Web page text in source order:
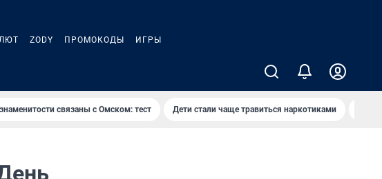
ZODY ПРОМОКОДЫ ИГРЫ
связаны с Омском: тест Дети стали чаще травиться наркотиками